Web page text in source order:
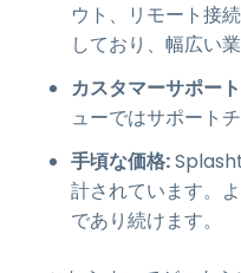
ウト、リモート接
しており、幅広い
カスタマーサポー
ューではサポート
手頃な価格:
計されています。
であり続けます。